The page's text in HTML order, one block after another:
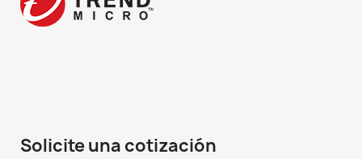
Solicite una cotización